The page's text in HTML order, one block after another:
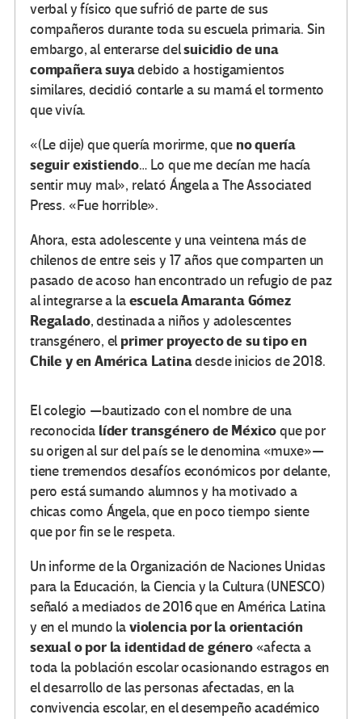
verbal y físico que sufrió de parte de sus
compañeros durante toda su escuela primaria. Sin
embargo, al enterarse delsuicidio de una
compañera suyadebido a hostigamientos
similares, decidió contarle a su mamá el tormento
que vivía.
«(Le dije) que quería morirme, que no quería
seguir existiendo… Lo que me decían me hacía
sentir muy mal», relató Ángela a The Associated
Press. «Fue horrible».
Ahora, esta adolescente y una veintena más de
chilenos de entre seis y 17 años que comparten un
pasado de acoso han encontrado un refugio de paz
al integrarse a laescuela Amaranta Gómez
Regalado, destinada a niños y adolescentes
transgénero, el primer proyecto de su tipo en
Chile y en América Latinadesde inicios de 2018.
El colegio —bautizado con el nombre de una
reconocida líder transgénero de Méxicoque por
su origen al sur del país se le denomina «muxe»—
tiene tremendos desafíos económicos por delante,
pero está sumando alumnos y ha motivado a
chicas como Ángela, que en poco tiempo siente
que por fin se le respeta.
Un informe de la Organización de Naciones Unidas
para la Educación, la Ciencia y la Cultura (UNESCO)
señaló a mediados de 2016 que en América Latina
y en el mundo laviolencia por la orientación
sexual o por la identidad de género«afecta a
toda la población escolar ocasionando estragos en
el desarrollo de las personas afectadas, en la
convivencia escolar, en el desempeño académico